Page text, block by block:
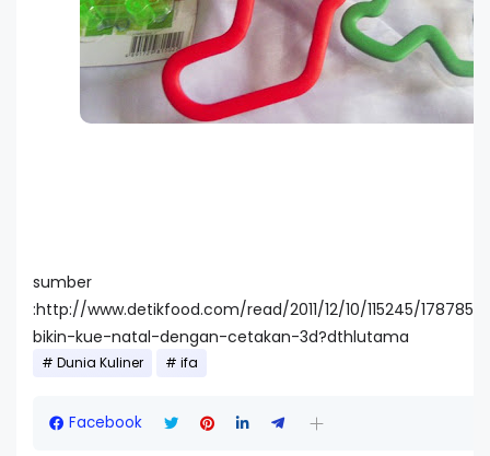
sumber
:http://www.detikfood.com/read/2011/12/10/115245/
bikin-kue-natal-dengan-cetakan-3d?dthlutama
Dunia Kuliner ifa
Facebook